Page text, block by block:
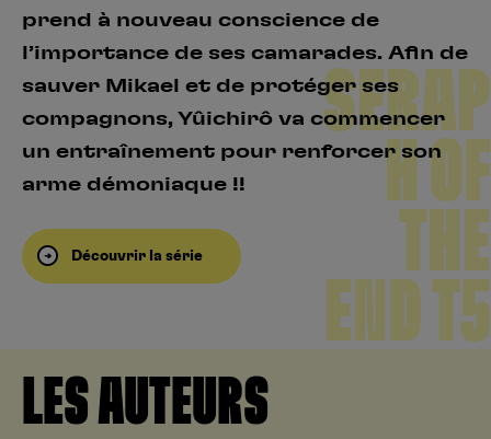
prend à nouveau conscience de
l’importance de ses camarades. Afin de
sauver Mikael et de protéger ses
compagnons, Yûichirô va commencer
un entraînement pour renforcer son
arme démoniaque !!
Découvrir la série
SERAP
H OF
THE
END T5
LES AUTEURS